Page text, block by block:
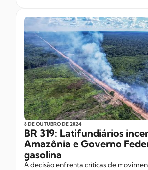
8 DE OUTUBRODE 2024
BR 319: Latifundiários
Amazônia e Governo
gasolina
A decisão enfrenta críticas de